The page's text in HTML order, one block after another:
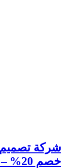
خصم 20% – الصفوة